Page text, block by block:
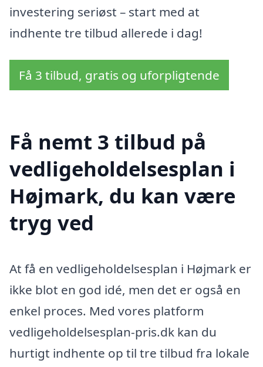
investering seriøst – start med at
indhente tre tilbud allerede i dag!
Få 3 tilbud, gratis og uforpligtende
Få nemt 3 tilbud på
vedligeholdelsesplan i
Højmark, du kan være
tryg ved
At få en vedligeholdelsesplan i Højmark er
ikke blot en god idé, men det er også en
enkel proces. Med vores platform
vedligeholdelsesplan-pris.dk kan du
hurtigt indhente op til tre tilbud fra lokale